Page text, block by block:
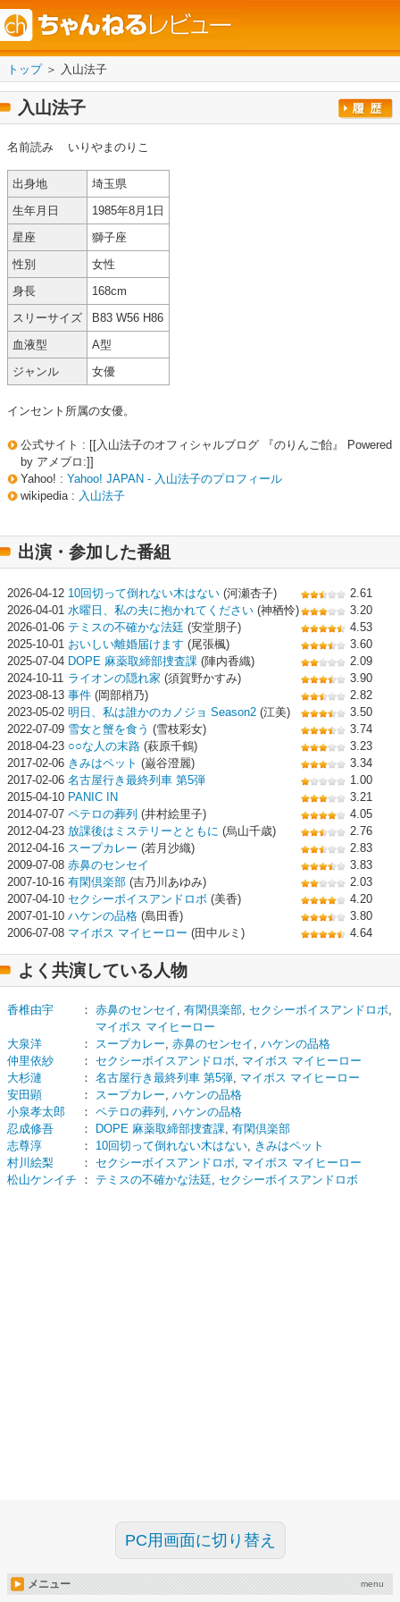
トップ＞ 入山法子
入山法子
名前読み いりやまのりこ
出身地
埼玉県
生年月日
1985年8月1日
星座
獅子座
性別
女性
身長
168cm
スリーサイズ
B83 W56 H86
血液型
A型
ジャンル
女優
インセント所属の女優。
公式サイト : [[入山法子のオフィシャルブログ 『のりんご飴』 Powered
by アメブロ:]]
Yahoo! : Yahoo! JAPAN - 入山法子のプロフィール
wikipedia : 入山法子
出演・参加した番組
2026-04-12 10回切って倒れない木はない (河瀬杏子)
2.61
2026-04-01 水曜日、私の夫に抱かれてください (神栖怜)
3.20
2026-01-06 テミスの不確かな法廷 (安堂朋子)
4.53
2025-10-01 おいしい離婚届けます (尾張楓)
3.60
2025-07-04 DOPE 麻薬取締部捜査課 (陣内香織)
2.09
2024-10-11 ライオンの隠れ家 (須賀野かすみ)
3.90
2023-08-13 事件 (岡部梢乃)
2.82
2023-05-02 明日、私は誰かのカノジョ Season2 (江美)
3.50
2022-07-09 雪女と蟹を食う (雪枝彩女)
3.74
2018-04-23 ○○な人の末路 (萩原千鶴)
3.23
2017-02-06 きみはペット (巌谷澄麗)
3.34
2017-02-06 名古屋行き最終列車 第5弾
1.00
2015-04-10 PANIC IN
3.21
2014-07-07 ペテロの葬列 (井村絵里子)
4.05
2012-04-23 放課後はミステリーとともに (烏山千歳)
2.76
2012-04-16 スープカレー (若月沙織)
2.83
2009-07-08 赤鼻のセンセイ
3.83
2007-10-16 有閑倶楽部 (吉乃川あゆみ)
2.03
2007-04-10 セクシーボイスアンドロボ (美香)
4.20
2007-01-10 ハケンの品格 (島田香)
3.80
2006-07-08 マイボス マイヒーロー (田中ルミ) 4.64
よく共演している人物
香椎由宇 ： 赤鼻のセンセイ , 有閑倶楽部, セクシーボイスアンドロボ,
マイボス マイヒーロー
大泉洋
： スープカレー, 赤鼻のセンセイ , ハケンの品格
仲里依紗
： セクシーボイスアンドロボ, マイボス マイヒーロー
大杉漣
： 名古屋行き最終列車 第5弾, マイボス マイヒーロー
安田顕
： スープカレー, ハケンの品格
小泉孝太郎
： ペテロの葬列 , ハケンの品格
忍成修吾
： DOPE 麻薬取締部捜査課, 有閑倶楽部
志尊淳
： 10回切って倒れない木はない, きみはペット
村川絵梨
： セクシーボイスアンドロボ, マイボス マイヒーロー
松山ケンイチ ： テミスの不確かな法廷, セクシーボイスアンドロボ
PC用画面に切り替え
メニュー menu